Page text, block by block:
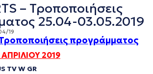
– Τροποποιήσεις
25.04-03.05.2019
19
προγράμματος
2019
TVW GR